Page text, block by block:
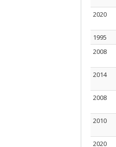
2020
1995
2008
2014
2008
2010
2020